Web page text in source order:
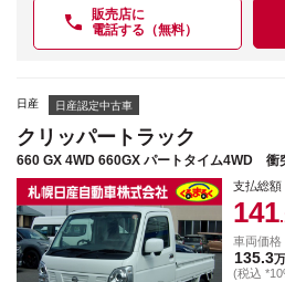
販売店に
電話する（無料）
日産 日産認定中古車
クリッパートラック
660 GX 4WD 660GX パートタイム4WD 衝
支払総額
141
車両価格
135.3
(税込